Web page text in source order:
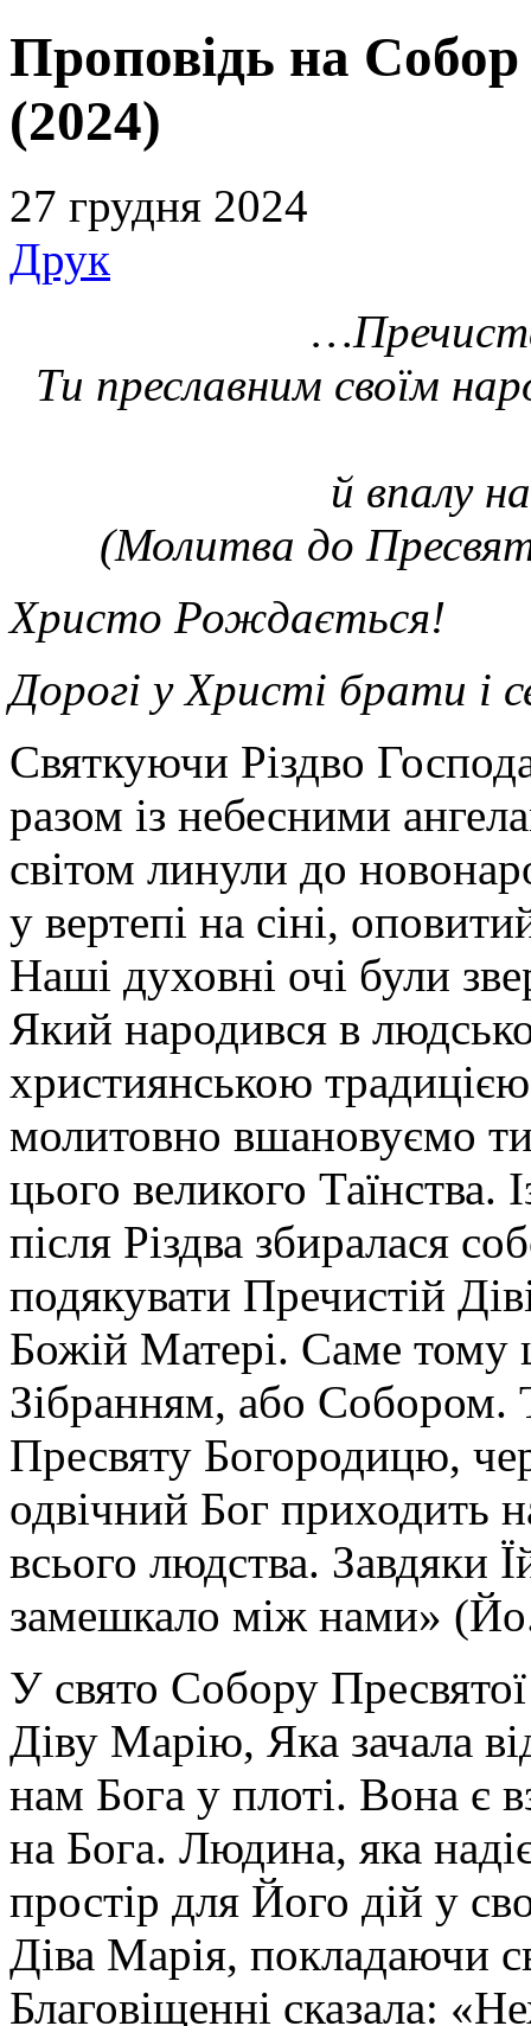
Проповідь на Собор
(2024)
27 грудня 2024
Друк
…
Ти преславним своїм
й впалу
(Молитва до
Христо Рождається!
Дорогі у Христі брати і
Cвяткуючи Різдво
разом із небесними
світом линули до
у вертепі на сіні,
Наші духовні очі були
Який народився в
християнською
молитовно вшановуємо
цього великого Таїнства.
після Різдва збиралася
подякувати Пречистій
Божій Матері. Саме тому
Зібранням, або Собором.
Пресвяту Богородицю,
одвічний Бог приходить
всього людства. Завдяки
замешкало між нами»
У свято Собору
Діву Марію, Яка зачала
нам Бога у плоті. Вона є
на Бога. Людина, яка
простір для Його дій у
Діва Марія, покладаючи
Благовіщенні сказала: